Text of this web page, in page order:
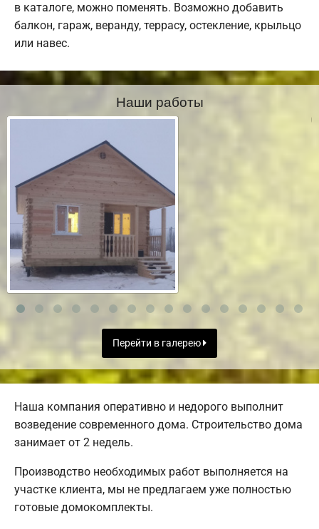
в каталоге, можно поменять. Возможно добавить
балкон, гараж, веранду, террасу, остекление, крыльцо
или навес.
Наши работы
Перейти в галерею
Наша компания оперативно и недорого выполнит
возведение современного дома. Строительство дома
занимает от 2 недель.
Производство необходимых работ выполняется на
участке клиента, мы не предлагаем уже полностью
готовые домокомплекты.